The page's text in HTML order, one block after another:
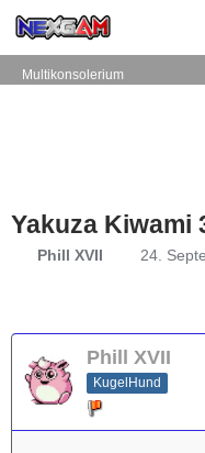
Multikonsolerium
Yakuza Kiwami
Phill XVII 24.
Phill XVII
KugelHund